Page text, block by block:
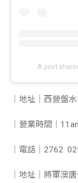
A post
｜地址｜西營盤
｜營業時間｜
｜電話｜2762
｜地址｜將軍澳